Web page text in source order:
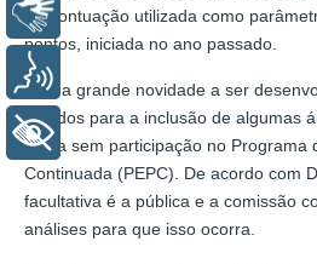
de pontuação utilizada como
pontos, iniciada no ano passado.
Mas a grande novidade a ser
estudos para a inclusão de algumas
ainda sem participação no Programa
Continuada (PEPC). De acordo com
facultativa é a pública e a comissão
análises para que isso ocorra.
Libras
+ Acessibilidade